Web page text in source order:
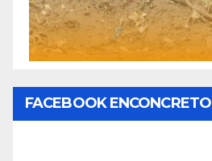
FACEBOOK ENCONCRETO